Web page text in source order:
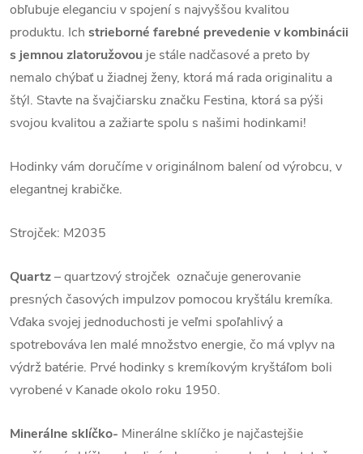
obľubuje eleganciu v spojení s najvyššou kvalitou
produktu. Ich strieborné farebné prevedenie v kombinácii
s jemnou zlatoružovou je stále nadčasové a preto by
nemalo chýbať u žiadnej ženy, ktorá má rada originalitu a
štýl. Stavte na švajčiarsku značku Festina, ktorá sa pýši
svojou kvalitou a zažiarte spolu s našimi hodinkami!
Hodinky vám doručíme v originálnom balení od výrobcu, v
elegantnej krabičke.
Strojček: M2035
Quartz– quartzový strojček označuje generovanie
presných časových impulzov pomocou kryštálu kremíka.
Vďaka svojej jednoduchosti je veľmi spoľahlivý a
spotrebováva len malé množstvo energie, čo má vplyv na
výdrž batérie. Prvé hodinky s kremíkovým kryštáľom boli
vyrobené v Kanade okolo roku 1950.
Minerálne sklíčko- Minerálne sklíčko je najčastejšie